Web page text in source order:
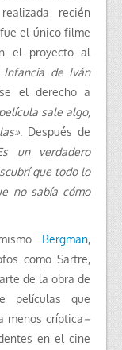
recién
el único filme
el proyecto al
Infancia de Iván
el derecho a
sale algo,
. Después de
un verdadero
que todo lo
no sabía cómo
Bergman,
como Sartre,
de la obra de
películas que
menos críptica–
en el cine